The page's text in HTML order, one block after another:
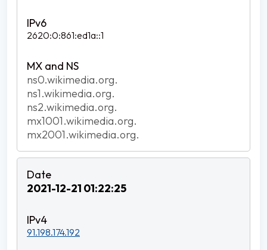
2620:0:861:ed1a::1
ns0.wikimedia.org.
ns1.wikimedia.org.
ns2.wikimedia.org.
mx1001.wikimedia.org.
mx2001.wikimedia.org.
2021-12-21 01:22:25
91.198.174.192